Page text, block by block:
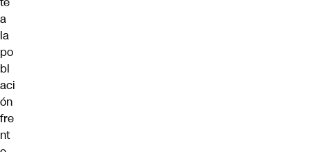
a
la
po
bl
aci
ón
fre
nt